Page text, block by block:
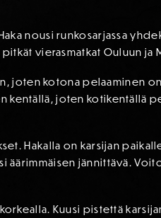
nousi runkosarjassa
vierasmatkat Ouluun ja
joten kotona pelaaminen
kentällä, joten kotikentällä
Hakalla on karsijan
jännittävä.
Kuusi pistettä